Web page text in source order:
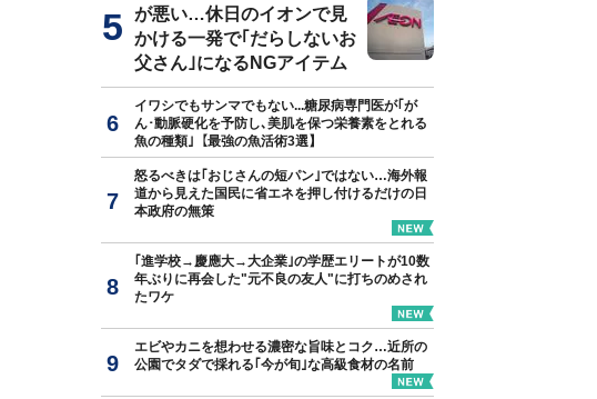
が悪い…休日のイオンで見
かける一発で｢だらしないお
父さん｣になるNGアイテム
イワシでもサンマでもない...糖尿病専門医が｢が
ん･動脈硬化を予防し､美肌を保つ栄養素をとれる
魚の種類｣【最強の魚活術3選】
怒るべきは｢おじさんの短パン｣ではない…海外報
道から見えた国民に省エネを押し付けるだけの日
本政府の無策
｢進学校→慶應大→大企業｣の学歴エリートが10数
年ぶりに再会した"元不良の友人"に打ちのめされ
たワケ
エビやカニを想わせる濃密な旨味とコク…近所の
公園でタダで採れる｢今が旬｣な高級食材の名前